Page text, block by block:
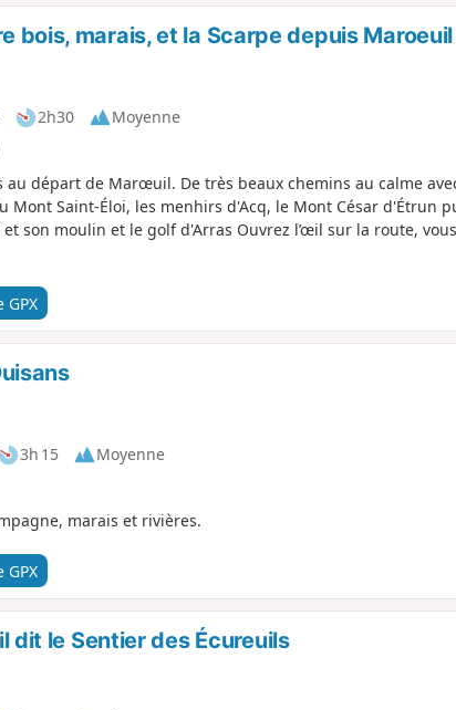
bois, marais, et la Scarpe depuis Maroeuil
2h30
Moyenne
départ de Marœuil. De très beaux chemins au calme
Mont Saint-Éloi, les menhirs d'Acq, le Mont César d'Étrun
son moulin et le golf d'Arras Ouvrez l’œil sur la route,
3h 15
Moyenne
marais et rivières.
dit le Sentier des Écureuils